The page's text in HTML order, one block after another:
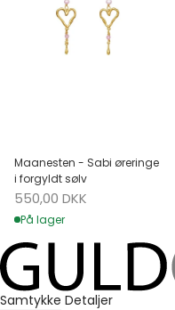
Maanesten - Sabi øreringe
i forgyldt sølv
Salgspris
550,00 DKK
På lager
Samtykke Detaljer